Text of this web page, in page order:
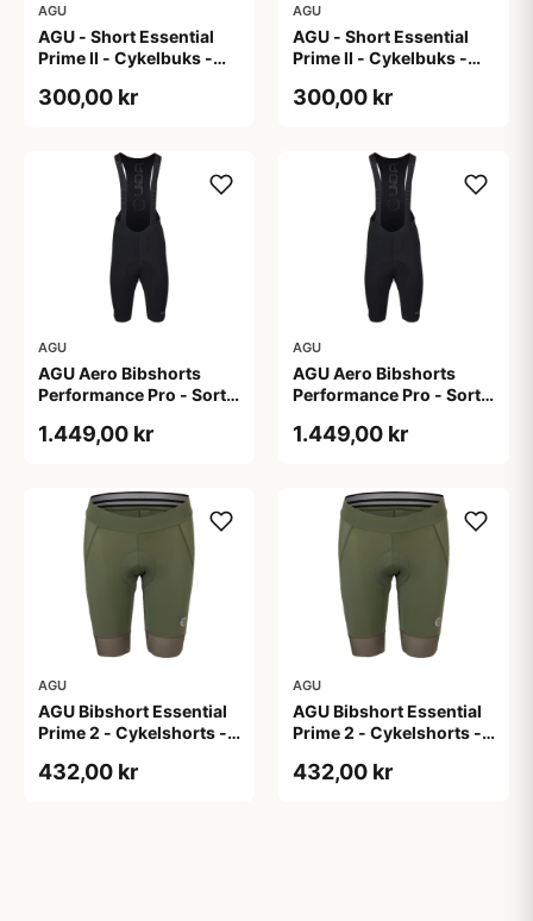
AGU
AGU - Short Essential
Prime II - Cykelbuks -
300,00 kr
AGU
AGU - Short Essential
Prime II - Cykelbuks -
300,00 kr
AGU
AGU Aero Bibshorts
Performance Pro - Sort -
1.449,00 kr
AGU
AGU Aero Bibshorts
Performance Pro - Sort -
1.449,00 kr
AGU
AGU Bibshort Essential
Prime 2 - Cykelshorts -
2XL
432,00 kr
AGU
AGU Bibshort Essential
Prime 2 - Cykelshorts -
L
432,00 kr